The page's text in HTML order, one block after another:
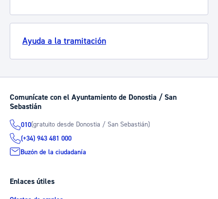
Ayuda a la tramitación
Comunícate con el Ayuntamiento de Donostia / San
Sebastián
010(gratuito desde Donostia / San Sebastián)
(+34) 943 481 000
Buzón de la ciudadanía
Enlaces útiles